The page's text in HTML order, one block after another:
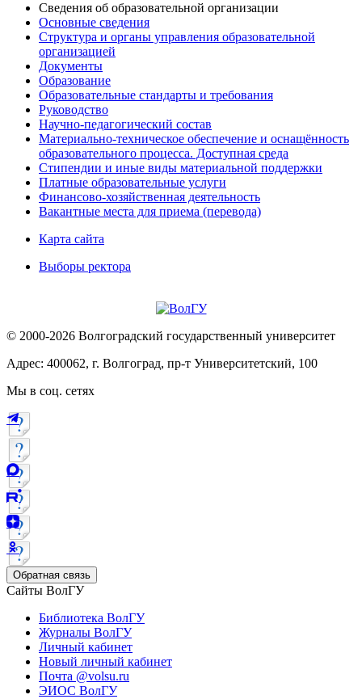
Сведения об образовательной организации
Основные сведения
Структура и органы управления образовательной
организацией
Документы
Образование
Образовательные стандарты и требования
Руководство
Научно-педагогический состав
Материально-техническое обеспечение и оснащённость
образовательного процесса. Доступная среда
Стипендии и иные виды материальной поддержки
Платные образовательные услуги
Финансово-хозяйственная деятельность
Вакантные места для приема (перевода)
Карта сайта
Выборы ректора
© 2000-2026 Волгоградский государственный университет
Адрес: 400062, г. Волгоград, пр-т Университетский, 100
Мы в соц. сетях
Обратная связь
Сайты ВолГУ
Библиотека ВолГУ
Журналы ВолГУ
Личный кабинет
Новый личный кабинет
Почта @volsu.ru
ЭИОС ВолГУ